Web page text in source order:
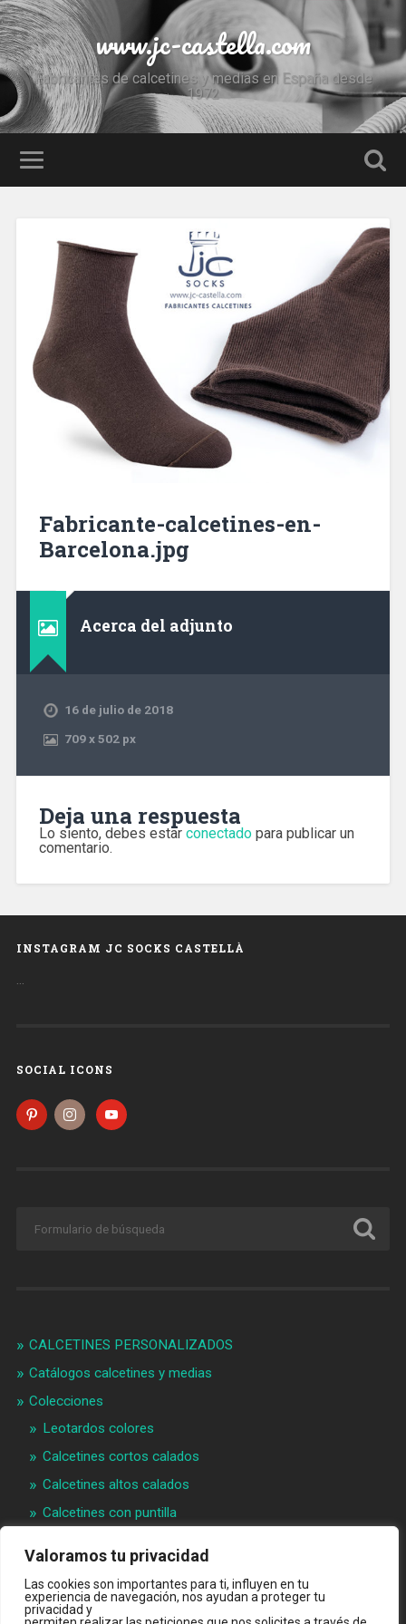
Valoramos tu privacidad
Las cookies son importantes para ti, influyen en tu
experiencia de navegación, nos ayudan a proteger tu
privacidad y
www.jc-castella.com
Fabricantes de calcetines y medias en España desde
1972
Fabricante-calcetines-en-
Barcelona.jpg
Acerca del adjunto
16 de julio de 2018
709x502 px
Deja una respuesta
Lo siento, debes estar conectadopara publicar un
comentario.
INSTAGRAM JC SOCKS CASTELLÀ
SOCIAL ICONS
CALCETINES PERSONALIZADOS
Catálogos calcetines y medias
Colecciones
Leotardos colores
Calcetines cortos calados
Calcetines altos calados
Calcetines con puntilla
Materias primeras
Videos